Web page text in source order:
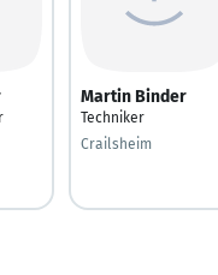
Martin Binder
Techniker
Crailsheim